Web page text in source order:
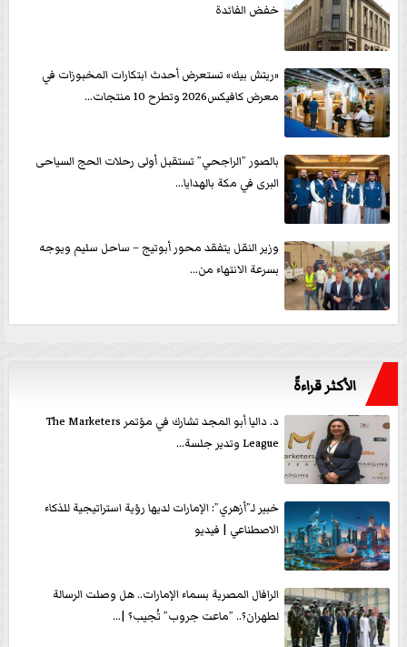
خفض الفائدة
«ريتش بيك» تستعرض أحدث ابتكارات المخبوزات في
معرض كافيكس2026 وتطرح 10 منتجات...
بالصور ”الراجحي” تستقبل أولى رحلات الحج السياحى
البرى في مكة بالهدايا...
وزير النقل يتفقد محور أبوتيج – ساحل سليم ويوجه
بسرعة الانتهاء من...
الأكثر قراءةً
د. داليا أبو المجد تشارك في مؤتمر The Marketers
League وتدير جلسة...
خبير لـ”أزهري”: الإمارات لديها رؤية استراتيجية للذكاء
الاصطناعي | فيديو
الرافال المصرية بسماء الإمارات.. هل وصلت الرسالة
لطهران؟.. ”ماعت جروب” تُجيب؟ |...